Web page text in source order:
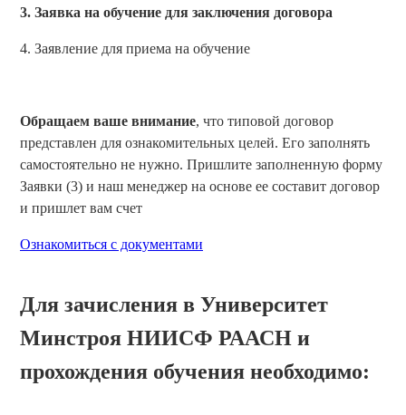
3. Заявка на обучение для заключения договора
4. Заявление для приема на обучение
Обращаем ваше внимание, что типовой договор
представлен для ознакомительных целей. Его заполнять
самостоятельно не нужно. Пришлите заполненную форму
Заявки (3) и наш менеджер на основе ее составит договор
и пришлет вам счет
Ознакомиться с документами
Для зачисления в Университет
Минстроя НИИСФ РААСН и
прохождения обучения необходимо: